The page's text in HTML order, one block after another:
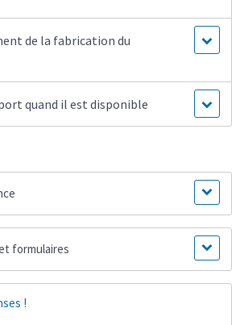
de la fabrication du
quand il est disponible
formulaires
!